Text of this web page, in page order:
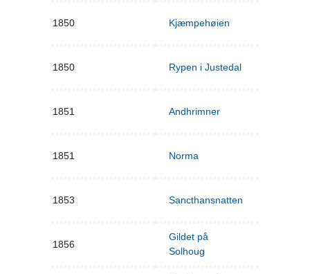
1850 Kjæmpehøien
1850 Rypen i Justedal
1851 Andhrimner
1851 Norma
1853 Sancthansnatten
1856
Gildet på
Solhoug